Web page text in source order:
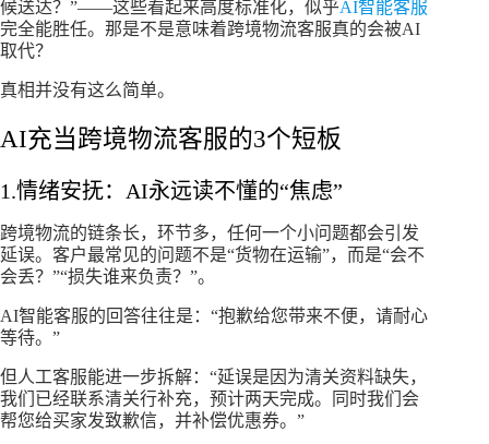
候送达？”——这些看起来高度标准化，似乎AI智能客服
完全能胜任。那是不是意味着跨境物流客服真的会被AI
取代？​
真相并没有这么简单。​
AI充当跨境物流客服的3个短板​
1.情绪安抚：AI永远读不懂的“焦虑”​
跨境物流的链条长，环节多，任何一个小问题都会引发
延误。客户最常见的问题不是“货物在运输”，而是“会不
会丢？”“损失谁来负责？”。​
AI智能客服的回答往往是：“抱歉给您带来不便，请耐心
等待。”​
但人工客服能进一步拆解：“延误是因为清关资料缺失，
我们已经联系清关行补充，预计两天完成。同时我们会
帮您给买家发致歉信，并补偿优惠券。”​